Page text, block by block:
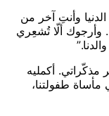
وأنتِ آخر من
وأرجوك ألّا تُشعِري
مذكّراتي. أكمليه
مأساة طفولتنا،